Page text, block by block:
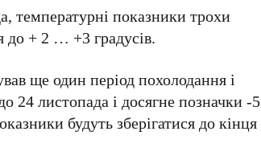
температурні показники трохи
до + 2 … +3 градусів.
ще один період похолодання і
24 листопада і досягне позначки -5
будуть зберігатися до кінця